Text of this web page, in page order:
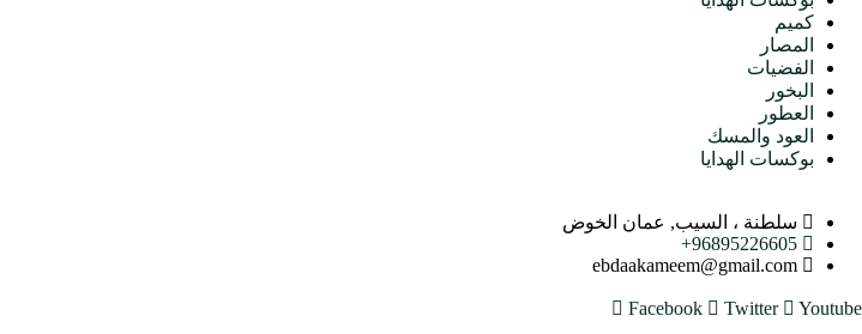
كميم
المصار
الفضيات
البخور
العطور
العود والمسك
بوكسات الهدايا
سلطنة ، السيب, عمان الخوض
96895226605+
ebdaakameem@gmail.com
Facebook Twitter
Youtube